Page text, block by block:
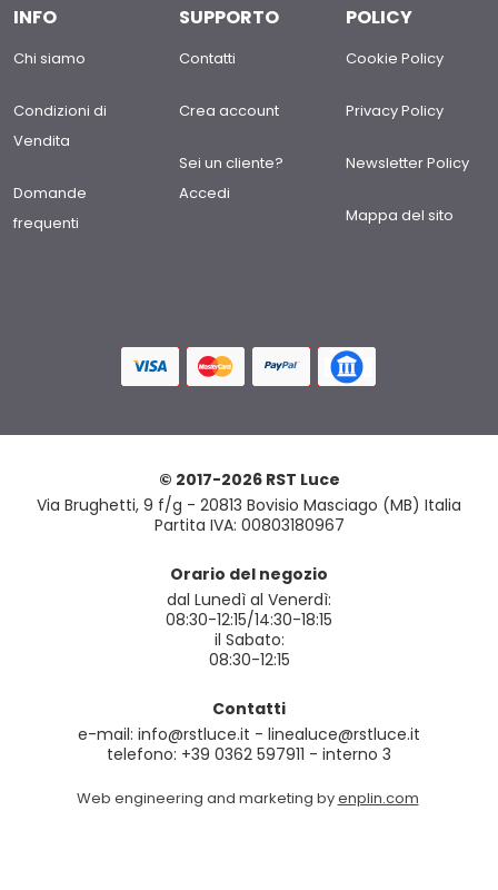
INFO
Chi siamo
Condizioni di
Vendita
Domande
frequenti
SUPPORTO
Contatti
Crea account
Sei un cliente?
Accedi
POLICY
Cookie Policy
Privacy Policy
Newsletter Policy
Mappa del sito
© 2017-2026 RST Luce
Via Brughetti, 9 f/g - 20813 Bovisio Masciago (MB) Italia
Partita IVA: 00803180967
Orario del negozio
dal Lunedì al Venerdì:
08:30-12:15/14:30-18:15
il Sabato:
08:30-12:15
Contatti
e-mail: info@rstluce.it - linealuce@rstluce.it
telefono: +39 0362 597911 - interno 3
Web engineering and marketing byenplin.com